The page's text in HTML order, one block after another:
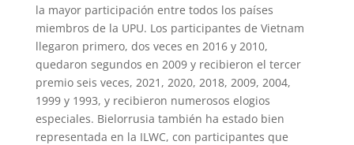
la mayor participación entre todos los países
miembros de la UPU. Los participantes de Vietnam
llegaron primero, dos veces en 2016 y 2010,
quedaron segundos en 2009 y recibieron el tercer
premio seis veces, 2021, 2020, 2018, 2009, 2004,
1999 y 1993, y recibieron numerosos elogios
especiales. Bielorrusia también ha estado bien
representada en la ILWC, con participantes que